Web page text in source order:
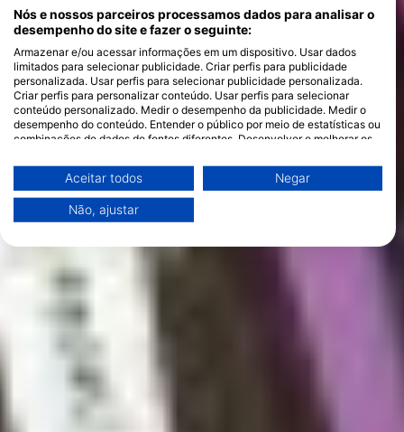
Nós e nossos parceiros processamos dados para analisar o
desempenho do site e fazer o seguinte:
Armazenar e/ou acessar informações em um dispositivo. Usar dados
limitados para selecionar publicidade. Criar perfis para publicidade
personalizada. Usar perfis para selecionar publicidade personalizada.
Criar perfis para personalizar conteúdo. Usar perfis para selecionar
conteúdo personalizado. Medir o desempenho da publicidade. Medir o
desempenho do conteúdo. Entender o público por meio de estatísticas ou
combinações de dados de fontes diferentes. Desenvolver e melhorar os
Você pode encontrar mais informações sobre o uso de dados pelo Google
aqui: https://business.safety.google/privacy/
Os dados podem ser partilhados fora da União Europeia e enviados para
este site/aplicativo.
Ver lista de parceiros (1 fornecedores IAB)
Finalidades de processamento do IAB:
Usar dados limitados para selecionar
Aceitar todos Negar
Não, ajustar